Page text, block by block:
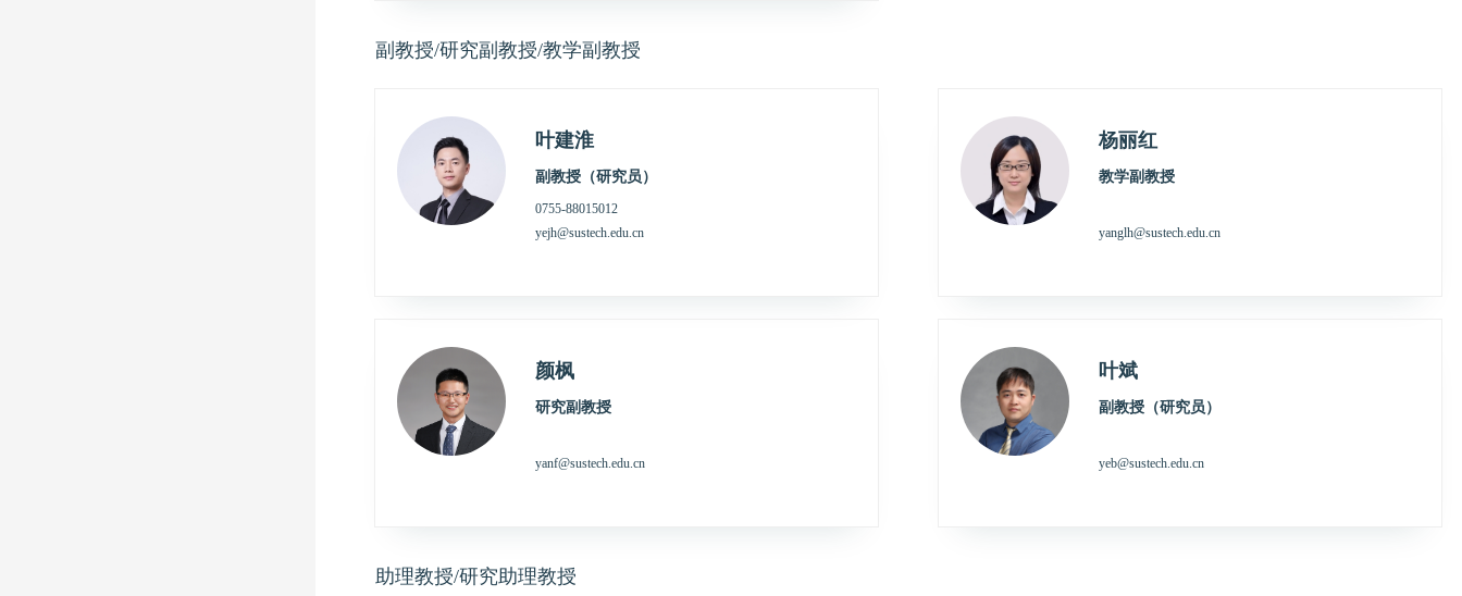
副教授/研究副教授/教学副教授
叶建淮
副教授（研究员）
0755-88015012
yejh@sustech.edu.cn
杨丽红
教学副教授
yanglh@sustech.edu.cn
颜枫
研究副教授
yanf@sustech.edu.cn
叶斌
副教授（研究员）
yeb@sustech.edu.cn
助理教授/研究助理教授